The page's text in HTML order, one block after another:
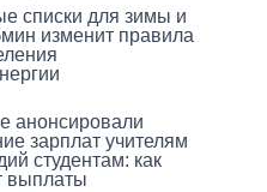
списки для зимы и
изменит правила
анонсировали
зарплат учителям
студентам: как
выплаты